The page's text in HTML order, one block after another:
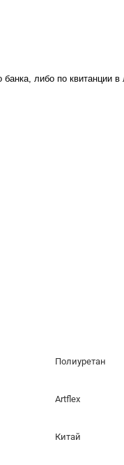
банка, либо по квитанции
Полиуретан
Artflex
Китай